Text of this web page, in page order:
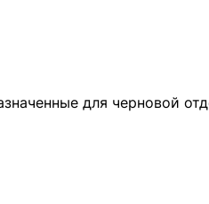
для черновой